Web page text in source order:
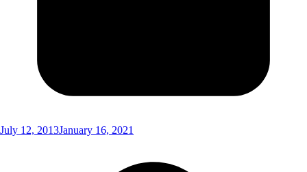
July 12, 2013January 16, 2021